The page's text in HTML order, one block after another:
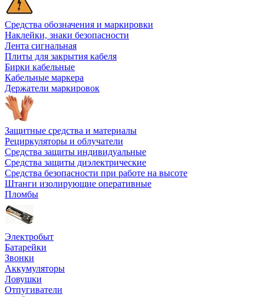
Средства обозначения и маркировки
Наклейки, знаки безопасности
Лента сигнальная
Плиты для закрытия кабеля
Бирки кабельные
Кабельные маркера
Держатели маркировок
Защитные средства и материалы
Рециркуляторы и облучатели
Средства защиты индивидуальные
Средства защиты диэлектрические
Средства безопасности при работе на высоте
Штанги изолирующие оперативные
Пломбы
Электробыт
Батарейки
Звонки
Аккумуляторы
Ловушки
Отпугиватели